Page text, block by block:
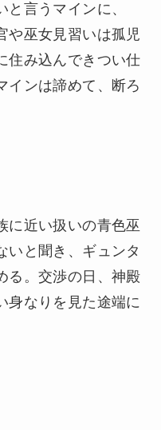
言うマインに、
や巫女見習いは孤児
住み込んできつい仕
インは諦めて、断ろ
に近い扱いの青色巫
いと聞き、ギュンタ
る。交渉の日、神殿
身なりを見た途端に